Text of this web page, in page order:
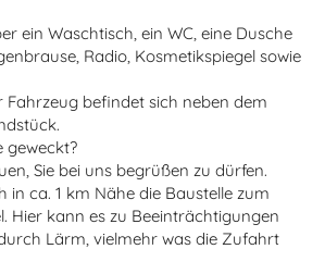
ein Waschtisch, ein WC, eine Dusche
Radio, Kosmetikspiegel sowie
Fahrzeug befindet sich neben dem
geweckt?
Sie bei uns begrüßen zu dürfen.
in ca. 1 km Nähe die Baustelle zum
Hier kann es zu Beeinträchtigungen
Lärm, vielmehr was die Zufahrt